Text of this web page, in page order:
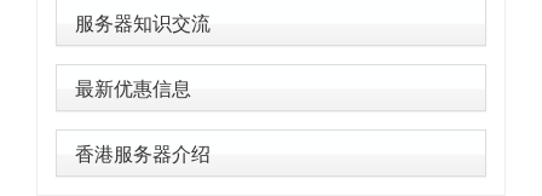
服务器知识交流
最新优惠信息
香港服务器介绍